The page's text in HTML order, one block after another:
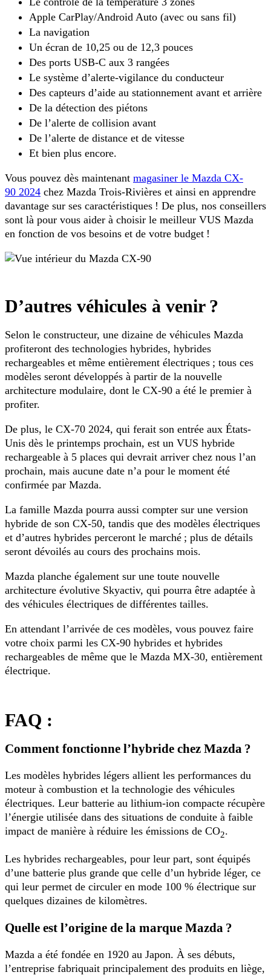
Apple CarPlay/Android Auto (avec ou sans fil)
La navigation
Un écran de 10,25 ou de 12,3 pouces
Des ports USB-C aux 3 rangées
Le système d’alerte-vigilance du conducteur
Des capteurs d’aide au stationnement avant et arrière
De la détection des piétons
De l’alerte de collision avant
De l’alerte de distance et de vitesse
Et bien plus encore.
Vous pouvez dès maintenant magasiner le Mazda CX-
90 2024 chez Mazda Trois-Rivières et ainsi en apprendre
davantage sur ses caractéristiques ! De plus, nos conseillers
sont là pour vous aider à choisir le meilleur VUS Mazda
en fonction de vos besoins et de votre budget !
D’autres véhicules à venir ?
Selon le constructeur, une dizaine de véhicules Mazda
profiteront des technologies hybrides, hybrides
rechargeables et même entièrement électriques ; tous ces
modèles seront développés à partir de la nouvelle
architecture modulaire, dont le CX-90 a été le premier à
profiter.
De plus, le CX-70 2024, qui ferait son entrée aux États-
Unis dès le printemps prochain, est un VUS hybride
rechargeable à 5 places qui devrait arriver chez nous l’an
prochain, mais aucune date n’a pour le moment été
confirmée par Mazda.
La famille Mazda pourra aussi compter sur une version
hybride de son CX-50, tandis que des modèles électriques
et d’autres hybrides perceront le marché ; plus de détails
seront dévoilés au cours des prochains mois.
Mazda planche également sur une toute nouvelle
architecture évolutive Skyactiv, qui pourra être adaptée à
des véhicules électriques de différentes tailles.
En attendant l’arrivée de ces modèles, vous pouvez faire
votre choix parmi les CX-90 hybrides et hybrides
rechargeables de même que le Mazda MX-30, entièrement
électrique.
FAQ :
Comment fonctionne l’hybride chez Mazda ?
Les modèles hybrides légers allient les performances du
moteur à combustion et la technologie des véhicules
électriques. Leur batterie au lithium-ion compacte récupère
l’énergie utilisée dans des situations de conduite à faible
impact de manière à réduire les émissions de CO2.
Les hybrides rechargeables, pour leur part, sont équipés
d’une batterie plus grande que celle d’un hybride léger, ce
qui leur permet de circuler en mode 100 % électrique sur
quelques dizaines de kilomètres.
Quelle est l’origine de la marque Mazda ?
Mazda a été fondée en 1920 au Japon. À ses débuts,
l’entreprise fabriquait principalement des produits en liège,